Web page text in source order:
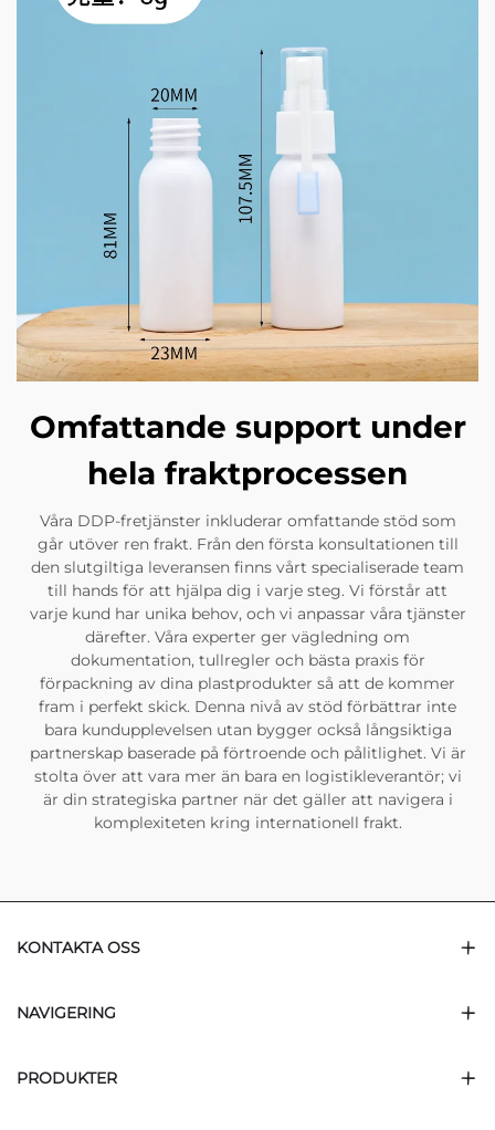
Omfattande support under
hela fraktprocessen
Våra DDP-fretjänster inkluderar omfattande stöd som
går utöver ren frakt. Från den första konsultationen till
den slutgiltiga leveransen finns vårt specialiserade team
till hands för att hjälpa dig i varje steg. Vi förstår att
varje kund har unika behov, och vi anpassar våra tjänster
därefter. Våra experter ger vägledning om
dokumentation, tullregler och bästa praxis för
förpackning av dina plastprodukter så att de kommer
fram i perfekt skick. Denna nivå av stöd förbättrar inte
bara kundupplevelsen utan bygger också långsiktiga
partnerskap baserade på förtroende och pålitlighet. Vi är
stolta över att vara mer än bara en logistikleverantör; vi
är din strategiska partner när det gäller att navigera i
komplexiteten kring internationell frakt.
KONTAKTA OSS
NAVIGERING
PRODUKTER